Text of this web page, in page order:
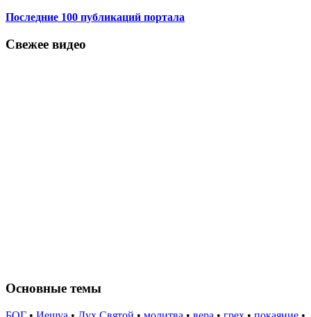
Последние 100 публикаций портала
Свежее видео
Основные темы